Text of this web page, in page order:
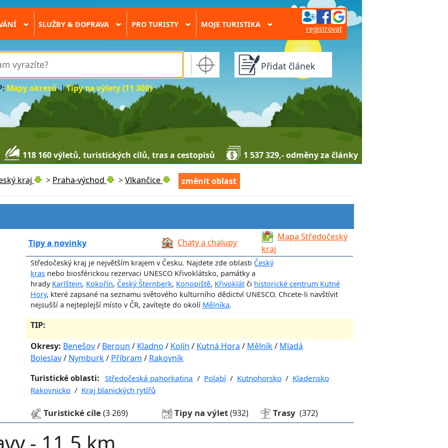
› SLUŽBY & DOPRAVA › PRO TURISTY › MOJE TURISTIKA › registrovat
Mapy okresů|Tipy na výlety (11 300)
Přidat článek
118 160 výletů, turistických cílů, tras a cestopisů 1 537 329,- odměny za články
kraj > Praha-východ >Vlkančice změnit oblast
Tipy a novinky Chaty a chalupy
Mapa Středočeský
kraj
Středočeský kraj je největším krajem v Česku. Najdete zde oblasti Český
kras nebo biosférickou rezervaci UNESCO Křivoklátsko, památky a
hrady Karlštejn, Kokořín, Český Šternberk, Konopiště, Křivoklát či historické centrum Kutné
Hory, které zapsané na seznamu světového kulturního dědictví UNESCO. Chcete-li navštívit
nejsušší a nejteplejší místo v ČR, zavítejte do okolí Mělníka.
TIP:
Okresy: Benešov/ Beroun / Kladno / Kolín / Kutná Hora / Mělník/ Mladá
Boleslav/ Nymburk/ Příbram / Rakovník
Turistické oblasti: Středočeská pahorkatina / Polabí / Kutnohorsko / Kladensko
Rakovnicko / Kraj blanických rytířů
Turistické cíle(3 269) Tipy na výlet(932) Trasy (372)